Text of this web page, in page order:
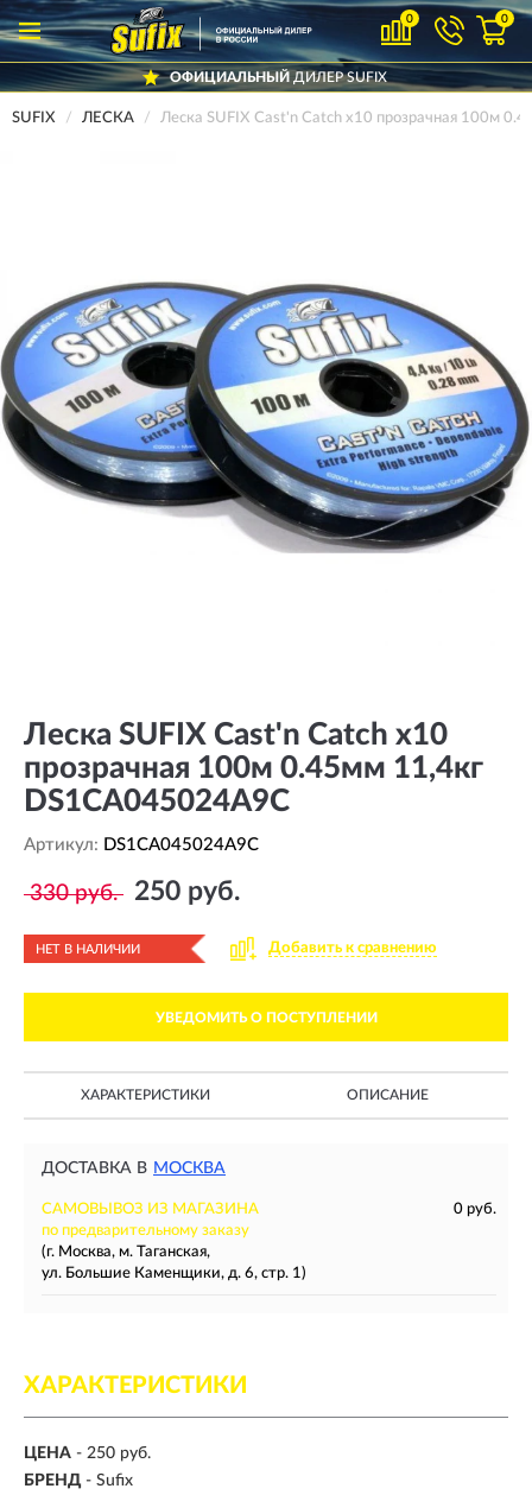
0 0
ОФИЦИАЛЬНЫЙ ДИЛЕР SUFIX
SUFIX ЛЕСКА Леска SUFIX Cast'n Catch x10 прозрачная 100м
Леска SUFIX Cast'n Catch x10
прозрачная 100м 0.45мм 11,4кг
DS1CA045024A9C
Артикул: DS1CA045024A9C
330 руб. 250 руб.
НЕТ В НАЛИЧИИ Добавить к сравнению
УВЕДОМИТЬ О ПОСТУПЛЕНИИ
ХАРАКТЕРИСТИКИ ОПИСАНИЕ
ДОСТАВКА В МОСКВА
САМОВЫВОЗ ИЗ МАГАЗИНА
0 руб.
по предварительному заказу
(г. Москва, м. Таганская,
ул. Большие Каменщики, д. 6, стр. 1)
ХАРАКТЕРИСТИКИ
ЦЕНА - 250 руб.
БРЕНД - Sufix